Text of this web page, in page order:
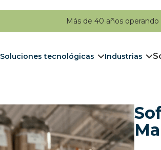
Más de 40 años
Soluciones tecnológicas Industrias